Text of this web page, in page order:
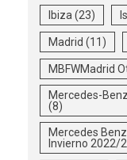
Ibiza (23)
Madrid (11)
MBFWMadrid
Mercedes-
(8)
Mercedes
Invierno 2022/